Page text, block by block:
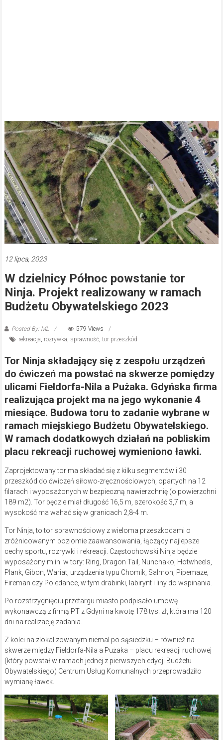
12 lipca, 2023
W dzielnicy Północ powstanie tor
Ninja. Projekt realizowany w ramach
Budżetu Obywatelskiego 2023
Posted By: ML
579 Views
rekreacja, rozrywka, sprawność, tor przeszkód
Tor Ninja składający się z zespołu urządzeń
do ćwiczeń ma powstać na skwerze pomiędzy
ulicami Fieldorfa-Nila a Pużaka. Gdyńska firma
realizująca projekt ma na jego wykonanie 4
miesiące. Budowa toru to zadanie wybrane w
ramach miejskiego Budżetu Obywatelskiego.
W ramach dodatkowych działań na pobliskim
placu rekreacji ruchowej wymieniono ławki.
Zaprojektowany tor ma składać się z kilku segmentów i 30
przeszkód do ćwiczeń siłowo-zręcznościowych, opartych na 12
filarach i wyposażonych w bezpieczną nawierzchnię (o powierzchni
189 m2). Tor będzie miał długość 16,5 m, szerokość 3,7 m, a
wysokość ma wahać się w granicach 2,8-4 m.
Tor Ninja, to tor sprawnościowy z wieloma przeszkodami o
zróżnicowanym poziomie zaawansowania, łączący najlepsze
cechy sportu, rozrywki i rekreacji. Częstochowski Ninja będzie
wyposażony m.in. w tory: Ring, Dragon Tail, Nunchako, Hotwheels,
Plank, Gibon, Wariat, urządzenia typu Chomik, Salmon, Pipemaze,
Fireman czy Poledance, w tym drabinki, labirynt i liny do wspinania.
Po rozstrzygnięciu przetargu miasto podpisało umowę
wykonawczą z firmą PT z Gdyni na kwotę 178 tys. zł, która ma 120
dni na realizację zadania.
Z kolei na zlokalizowanym niemal po sąsiedzku – również na
skwerze między Fieldorfa-Nila a Pużaka – placu rekreacji ruchowej
(który powstał w ramach jednej z pierwszych edycji Budżetu
Obywatelskiego) Centrum Usług Komunalnych przeprowadziło
wymianę ławek.